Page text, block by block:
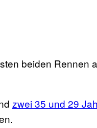
beiden Rennen
zwei 35 und 29